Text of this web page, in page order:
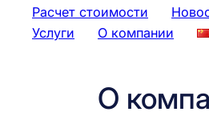
Расчет стоимости
Услуги
О компании
О